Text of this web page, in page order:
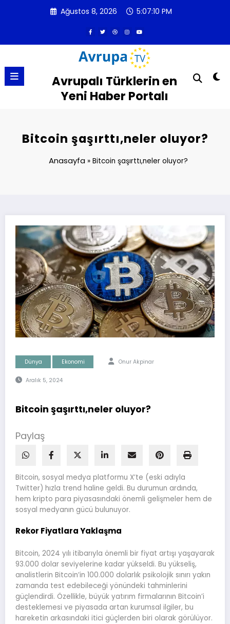
Ağustos 8, 2026 5:07:11 PM
Avrupalı Türklerin en
Yeni Haber Portalı
Bitcoin şaşırttı,neler oluyor?
Anasayfa »Bitcoin şaşırttı,neler oluyor?
Dünya Ekonomi Onur Akpinar
Aralık 5, 2024
Bitcoin şaşırttı,neler oluyor?
Paylaş
Bitcoin, sosyal medya platformu X’te (eski adıyla
Twitter) hızla trend haline geldi. Bu durumun ardında,
hem kripto para piyasasındaki önemli gelişmeler hem de
sosyal medyanın gücü bulunuyor.
Rekor Fiyatlara Yaklaşma
Bitcoin, 2024 yılı itibarıyla önemli bir fiyat artışı yaşayarak
93.000 dolar seviyelerine kadar yükseldi. Bu yükseliş,
analistlerin Bitcoin’in 100.000 dolarlık psikolojik sınırı yakın
zamanda test edebileceği yönündeki tahminlerini
güçlendirdi. Özellikle, büyük yatırım firmalarının Bitcoin’i
desteklemesi ve piyasada artan kurumsal ilgiler, bu
hareketin arkasındaki itici güçlerden biri olarak görülüyor.